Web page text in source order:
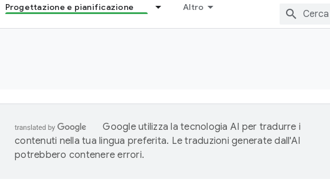
Progettazione e pianificazione Altro
Google utilizza la tecnologia AI per tradurre i
contenuti nella tua lingua preferita. Le traduzioni generate dall'AI
potrebbero contenere errori.